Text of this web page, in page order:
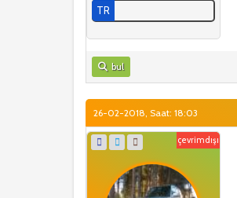
TR
bul
26-02-2018, Saat: 18:03
çevrimdışı